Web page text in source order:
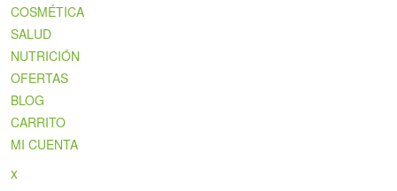
COSMÉTICA
SALUD
NUTRICIÓN
OFERTAS
BLOG
CARRITO
MI CUENTA
xClose